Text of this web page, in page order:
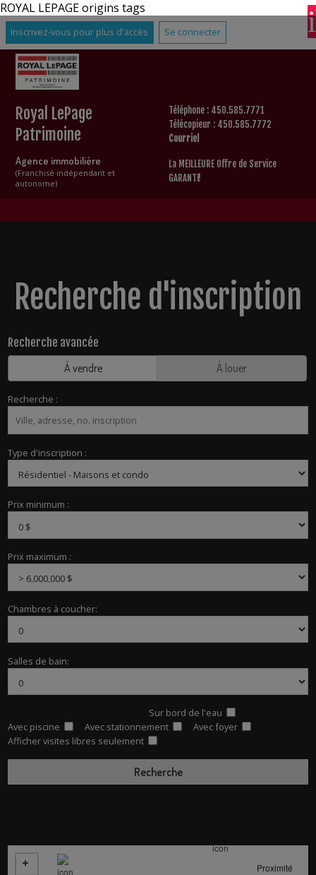
ROYAL LEPAGE origins tags
Inscrivez-vous pour plus d'accès Se connecter
Royal LePage
Patrimoine
Agence immobilière
(Franchisé indépendant et
autonome)
Téléphone : 450.585.7771
Télécopieur : 450.585.7772
Courriel
La MEILLEURE Offre de Service
GARANTI!
Recherche d'inscription
Recherche avancée
À vendre
À louer
Recherche :
Type d'inscription :
Prix minimum :
Prix maximum :
Chambres à coucher:
Salles de bain:
Sur bord de l'eau
Avec piscine
Avec stationnement
Avec foyer
Afficher visites libres seulement
Proximité